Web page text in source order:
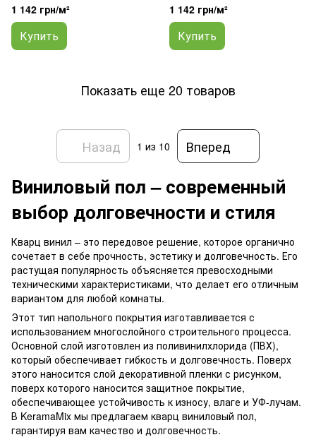
1 142 грн/м²
Купить
1 142 грн/м²
Купить
Показать еще 20 товаров
Назад 1 из 10 Вперед
Виниловый пол – современный
выбор долговечности и стиля
Кварц винил – это передовое решение, которое органично
сочетает в себе прочность, эстетику и долговечность. Его
растущая популярность объясняется превосходными
техническими характеристиками, что делает его отличным
вариантом для любой комнаты.
Этот тип напольного покрытия изготавливается с
использованием многослойного строительного процесса.
Основной слой изготовлен из поливинилхлорида (ПВХ),
который обеспечивает гибкость и долговечность. Поверх
этого наносится слой декоративной пленки с рисунком,
поверх которого наносится защитное покрытие,
обеспечивающее устойчивость к износу, влаге и УФ-лучам.
В KeramaMix мы предлагаем кварц виниловый пол,
гарантируя вам качество и долговечность.